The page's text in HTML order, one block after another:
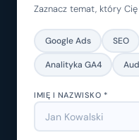
Zaznacz temat, który
Google Ads SEO
Analityka GA4
IMIĘ I NAZWISKO *